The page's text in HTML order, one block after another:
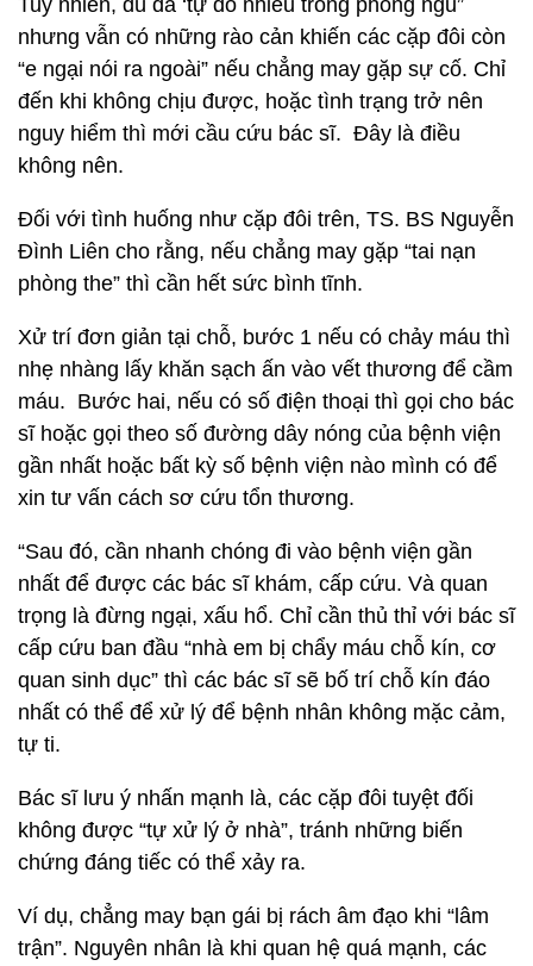
Tuy nhiên, dù đã ‘tự do nhiều trong phòng ngủ”
nhưng vẫn có những rào cản khiến các cặp đôi còn
“e ngại nói ra ngoài” nếu chẳng may gặp sự cố. Chỉ
đến khi không chịu được, hoặc tình trạng trở nên
nguy hiểm thì mới cầu cứu bác sĩ. Đây là điều
không nên.
Đối với tình huống như cặp đôi trên, TS. BS Nguyễn
Đình Liên cho rằng, nếu chẳng may gặp “tai nạn
phòng the” thì cần hết sức bình tĩnh.
Xử trí đơn giản tại chỗ, bước 1 nếu có chảy máu thì
nhẹ nhàng lấy khăn sạch ấn vào vết thương để cầm
máu. Bước hai, nếu có số điện thoại thì gọi cho bác
sĩ hoặc gọi theo số đường dây nóng của bệnh viện
gần nhất hoặc bất kỳ số bệnh viện nào mình có để
xin tư vấn cách sơ cứu tổn thương.
“Sau đó, cần nhanh chóng đi vào bệnh viện gần
nhất để được các bác sĩ khám, cấp cứu. Và quan
trọng là đừng ngại, xấu hổ. Chỉ cần thủ thỉ với bác sĩ
cấp cứu ban đầu “nhà em bị chẩy máu chỗ kín, cơ
quan sinh dục” thì các bác sĩ sẽ bố trí chỗ kín đáo
nhất có thể để xử lý để bệnh nhân không mặc cảm,
tự ti.
Bác sĩ lưu ý nhấn mạnh là, các cặp đôi tuyệt đối
không được “tự xử lý ở nhà”, tránh những biến
chứng đáng tiếc có thể xảy ra.
Ví dụ, chẳng may bạn gái bị rách âm đạo khi “lâm
trận”. Nguyên nhân là khi quan hệ quá mạnh, các